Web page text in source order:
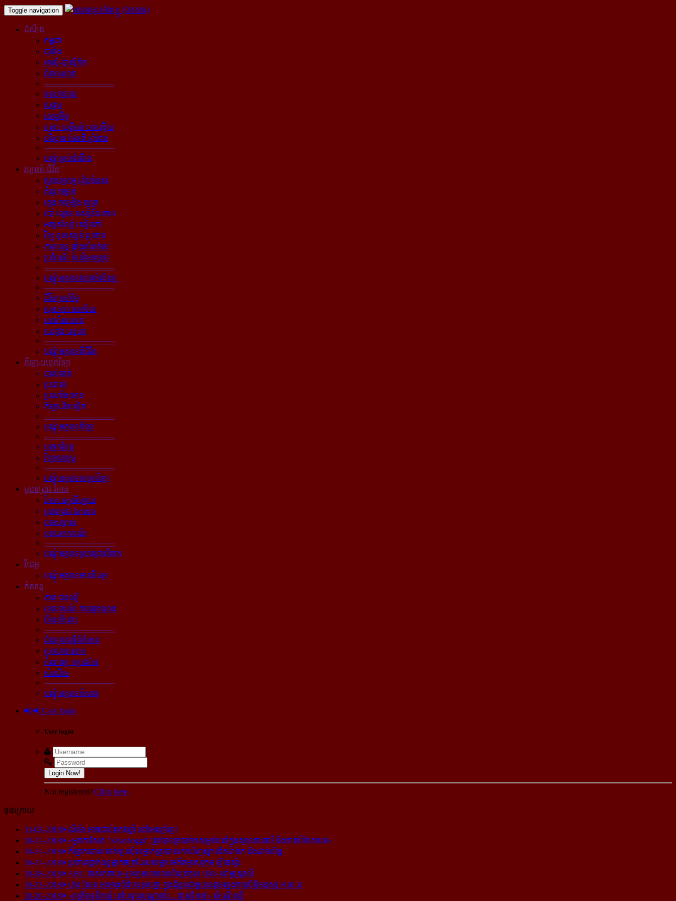
Toggle navigation
ដំណឹង
កម្ពុជា
បារាំង
អាស៊ី-ប៉ាស៊ីភិក
ពិភពលោក
----------------------------
នយោបាយ
សង្គម
សេដ្ឋកិច្ច
គ្រោះ យុត្តិធម៌ បទល្មើស
បរិស្ថាន ផែនដី ព្រំដែន
----------------------------
បណ្ដុំគ្រប់ដំណឹង
វប្បធម៌-ជីវិត
ស្ថាបត្យកម្ម រៀបចំនគរ
គំនូរ ចម្លាក់
ភ្លេង ចម្រៀង ស្មូត្រ
របាំ ល្ខោន ទស្សនីយភាព
អក្សសិល្ប៍ សៀវភៅ
វិទ្យុ ទូរទស្សន៍ រូបភាព
ភាពយន្ដ ផ្ទាំងសំពត់ស
ប្រពៃណី ទំនៀមទម្លាប់
----------------------------
បណ្ដុំអត្ថបទវប្បធម៌សិល្បៈ
----------------------------
ជីវិតប្រចាំថ្ងៃ
សុខភាព អនាម័យ
សោភ័ណភាព
បេះដូង ស្នេហា
----------------------------
បណ្ដុំអត្ថបទពីជីវិត
កីឡា-បច្ចេកវិទ្យា
បាល់ទាត់
ប្រដាល់
ប្រណាំងយាន
កីឡាដទៃទៀត
----------------------------
បណ្ដុំអត្ថបទកីឡា
----------------------------
បច្ចេកវិទ្យា
វិទ្យាសាស្ត្រ
----------------------------
បណ្ដុំអត្ថបទបច្ចេកវិទ្យា
ស្រាវជ្រាវ-វិភាគ
វិភាគ អត្ថាធិប្បាយ
ស្រាវជ្រាវ ឯកសារ
បទសម្ភាស
បទយកការណ៍
----------------------------
បណ្ដុំអត្ថបទស្រាវជ្រាវវិភាគ
វីដេអូ
បណ្ដុំអត្ថបទមានវីដេអូ
កំសាន្ដ
តារា ជនល្បី
ទេសចរណ៍ ការផ្សងព្រេង
ពីនេះពីនោះ
----------------------------
ជ័យគ្រតធ្វើព័ត៌មាន
ប្រលោមលោក
កំណាព្យ កម្រងកែវ
សំណើច
----------------------------
បណ្ដុំអត្ថបទកំសាន្ដ
User login
User login
Login Now!
Not registered? Click here.
ចុងក្រោយ
11-02-2018
ណីម៉ា អាច​ជាប់​គុក​៦ឆ្នាំ នៅ​អេស្ប៉ាញ!
10-31-2018
«អ្នក​កាសែត "Khashoggi" ត្រូវ​បាន​ច្របាច់ក​សម្លាប់​នៅ​ក្នុង​ស្ថាន​ភារធារី និង​កាត់​បំបែក​សព»
10-31-2018
កីឡាករ​បាល់ទាត់​ប្រេស៊ីល​ម្នាក់​ត្រូវ​បាន​រក​ឃើញ​ស្លាប់​ជិត​ដាច់ក និង​ដាច់​លិង្គ
10-31-2018
រូបភាព​ធ្លាក់​ឧទ្ធម្ភាគចក្រ​ដែល​សម្លាប់​អតីត​ម្ចាស់​ក្រុម​ ឡីឆេស្ទ័រ
10-28-2018
ABC គាស់​កកាយ​«ទ្រព្យមហាសាល​នៃ​ត្រកូល ហ៊ុន»​នៅ​អូស្ត្រាលី
10-23-2018
ហ៊ុន សែន អះអាង​ពី​ជំហរ​ខុស​គ្នា ក្នុង​ជំនួប​ជាមួយ​ឧត្តម​ស្នងការ​សិទ្ធិ​មនុស្ស អ.ស.ប
10-20-2018
«រាត្រីចន្ទទឹកឃ្មុំ នៅបន្ទប់សណ្ឋាគារ... ជាន់ទី៣៥» សំណើចខ្លី